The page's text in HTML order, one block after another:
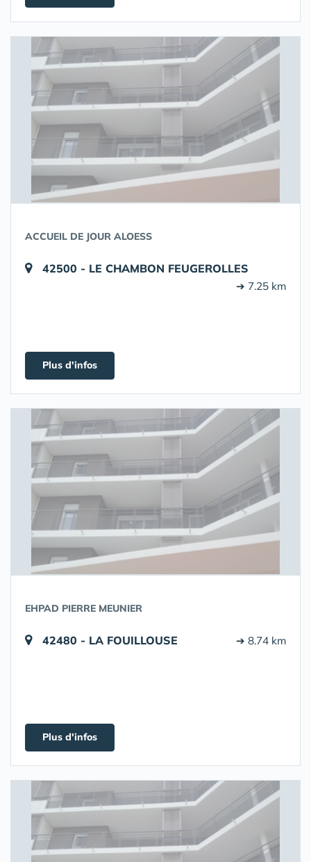
ACCUEIL DE JOUR ALOESS
42500 - LE CHAMBON FEUGEROLLES
➔ 7.25 km
Plus d'infos
EHPAD PIERRE MEUNIER
42480 - LA FOUILLOUSE ➔ 8.74 km
Plus d'infos